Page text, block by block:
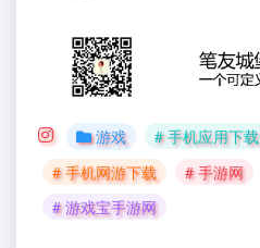
游戏 # 手机应用下载
# 手机网游下载
# 手游网
# 游戏宝手游网